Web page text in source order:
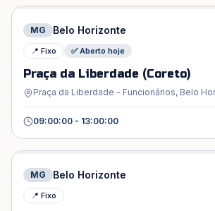
MG Belo Horizonte
📍 Fixo ✅ Aberto hoje
Praça da Liberdade (Coreto)
Praça da Liberdade - Funcionários, Belo
09:00:00 - 13:00:00
MG Belo Horizonte
📍 Fixo